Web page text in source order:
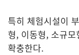
특히 체험시설이
형, 이동형, 소규
확충한다.